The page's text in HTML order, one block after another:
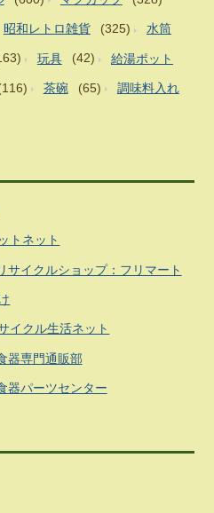
昭和レトロ雑貨 (325) 水筒
玩具 (42) 給湯ポット
茶碗 (65) 調味料入れ
トネット
サイクルショップ：フリマート
イクル生活ネット
器専門通販部
器パーツセンター